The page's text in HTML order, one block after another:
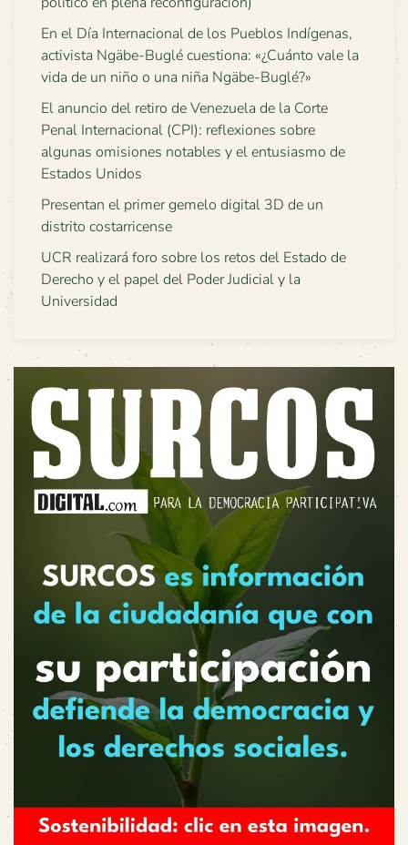
En el Día Internacional de los Pueblos Indígenas,
activista Ngäbe-Buglé cuestiona: «¿Cuánto vale la
vida de un niño o una niña Ngäbe-Buglé?»
El anuncio del retiro de Venezuela de la Corte
Penal Internacional (CPI): reflexiones sobre
algunas omisiones notables y el entusiasmo de
Estados Unidos
Presentan el primer gemelo digital 3D de un
distrito costarricense
UCR realizará foro sobre los retos del Estado de
Derecho y el papel del Poder Judicial y la
Universidad